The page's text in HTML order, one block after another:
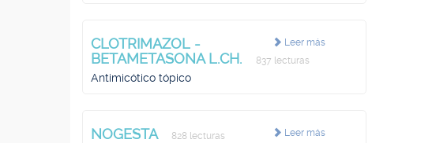
Leer más
CLOTRIMAZOL -
BETAMETASONA L.CH.
837 lecturas
Antimicótico tópico
Leer más
NOGESTA 828 lecturas